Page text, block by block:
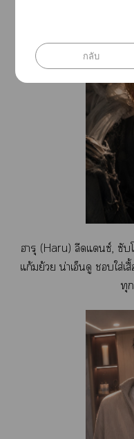
ารุ (Haru) ลีดแซ์, ซับ
แก้มย้วย น่าเอ็นดู ใส่เ
ทุ
กลับ